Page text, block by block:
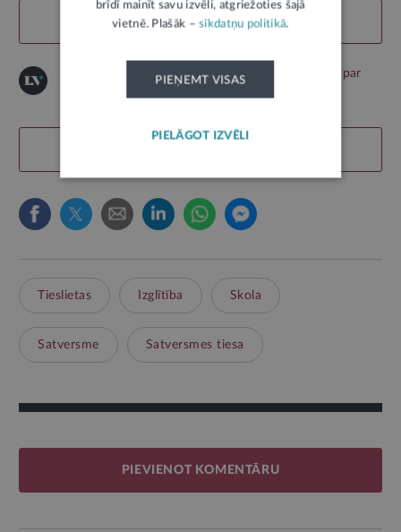
TIESĪBU AKTI
© "LV portāla" saturu aizsargā autortiesības.
Izlasi par
iespējām to izmantot!
Tieslietas Izglītība Skola
Satversme Satversmes tiesa
PIEVIENOT KOMENTĀRU
brīdī mainīt savu izvēli, atgriežoties šajā
vietnē. Plašāk –sīkdatņu politikā.
PIEŅEMT VISAS
PIELĀGOT IZVĒLI